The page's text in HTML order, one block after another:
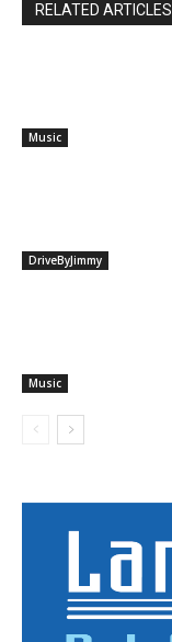
RELATED ARTICLES
Music
DriveByJimmy
Music